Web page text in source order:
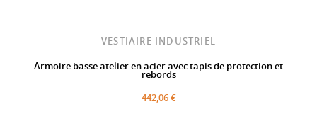
VESTIAIRE INDUSTRIEL
Armoire basse atelier en acier avec tapis de protection et
rebords
442,06 €